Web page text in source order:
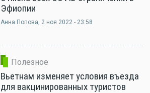
Эфиопии
Анна Попова, 2 ноя 2022 - 23:58
Полезное
Вьетнам изменяет условия въезда
для вакцинированных туристов